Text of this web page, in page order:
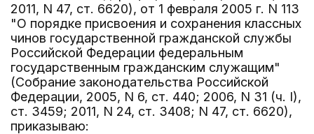
2011, N 47, ст. 6620), от 1 февраля 2005 г. N 113
"О порядке присвоения и сохранения классных
чинов государственной гражданской службы
Российской Федерации федеральным
государственным гражданским служащим"
(Собрание законодательства Российской
Федерации, 2005, N 6, ст. 440; 2006, N 31 (ч. I),
ст. 3459; 2011, N 24, ст. 3408; N 47, ст. 6620),
приказываю: